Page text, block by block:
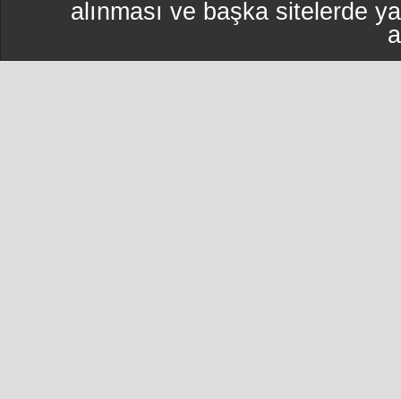
alınması ve başka sitelerde